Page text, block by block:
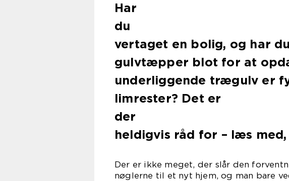
Har
vertaget en bolig, og har
gulvtæpper blot for at
underliggende trægulv er
limrester? Det er
heldigvis råd for – læs
Der er ikke meget, der slår den
nøglerne til et nyt hjem, og man bare